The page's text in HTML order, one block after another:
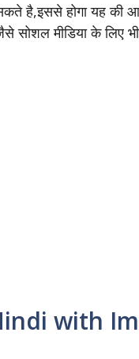
है,इससे होगा यह की
मीडिया के लिए भी
with